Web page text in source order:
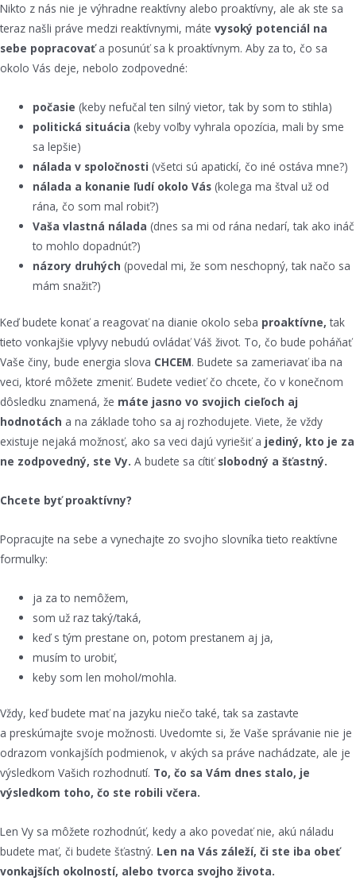
Nikto z nás nie je výhradne reaktívny alebo proaktívny, ale ak ste sa
teraz našli práve medzi reaktívnymi, máte vysoký potenciál na
sebe popracovaťa posunúť sa k proaktívnym. Aby za to, čo sa
okolo Vás deje, nebolo zodpovedné:
počasie(keby nefučal ten silný vietor, tak by som to stihla)
politická situácia (keby voľby vyhrala opozícia, mali by sme
sa lepšie)
nálada v spoločnosti (všetci sú apatickí, čo iné ostáva mne?)
nálada a konanie ľudí okolo Vás (kolega ma štval už od
rána, čo som mal robiť?)
Vaša vlastná nálada (dnes sa mi od rána nedarí, tak ako ináč
to mohlo dopadnúť?)
názory druhých(povedal mi, že som neschopný, tak načo sa
mám snažiť?)
Keď budete konať a reagovať na dianie okolo seba proaktívne, tak
tieto vonkajšie vplyvy nebudú ovládať Váš život. To, čo bude poháňať
Vaše činy, bude energia slova CHCEM. Budete sa zameriavať iba na
veci, ktoré môžete zmeniť. Budete vedieť čo chcete, čo v konečnom
dôsledku znamená, že máte jasno vo svojich cieľoch aj
hodnotách a na základe toho sa aj rozhodujete. Viete, že vždy
existuje nejaká možnosť, ako sa veci dajú vyriešiť a jediný, kto je za
ne zodpovedný, ste Vy. A budete sa cítiť slobodný a šťastný.
Chcete byť proaktívny?
Popracujte na sebe a vynechajte zo svojho slovníka tieto reaktívne
formulky:
ja za to nemôžem,
som už raz taký/taká,
keď s tým prestane on, potom prestanem aj ja,
musím to urobiť,
keby som len mohol/mohla.
Vždy, keď budete mať na jazyku niečo také, tak sa zastavte
a preskúmajte svoje možnosti. Uvedomte si, že Vaše správanie nie je
odrazom vonkajších podmienok, v akých sa práve nachádzate, ale je
výsledkom Vašich rozhodnutí. To, čo sa Vám dnes stalo, je
výsledkom toho, čo ste robili včera.
Len Vy sa môžete rozhodnúť, kedy a ako povedať nie, akú náladu
budete mať, či budete šťastný. Len na Vás záleží, či ste iba obeť
vonkajších okolností, alebo tvorca svojho života.